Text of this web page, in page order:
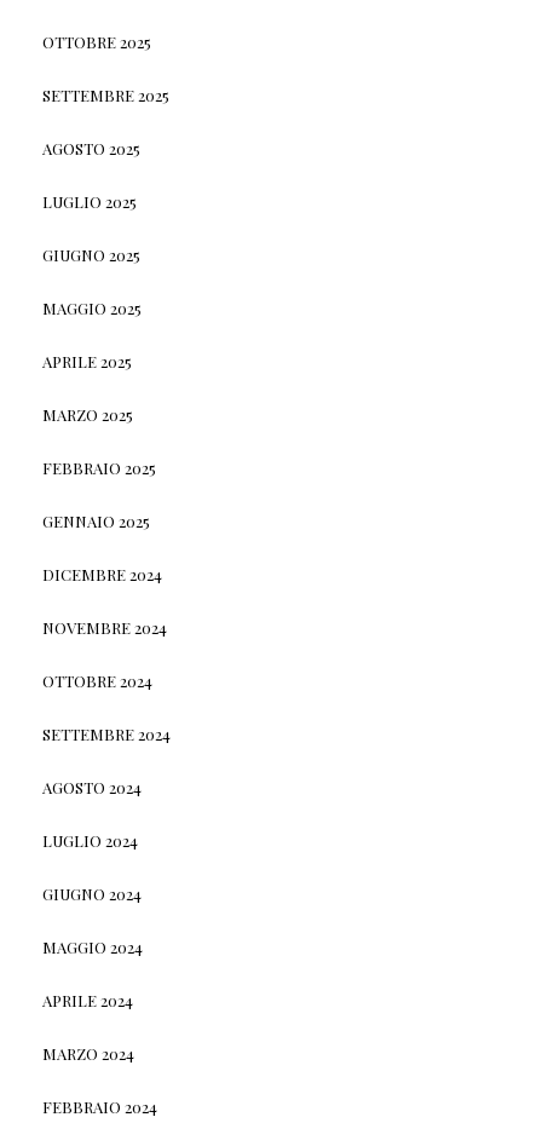
OTTOBRE 2025
SETTEMBRE 2025
AGOSTO 2025
LUGLIO 2025
GIUGNO 2025
MAGGIO 2025
APRILE 2025
MARZO 2025
FEBBRAIO 2025
GENNAIO 2025
DICEMBRE 2024
NOVEMBRE 2024
OTTOBRE 2024
SETTEMBRE 2024
AGOSTO 2024
LUGLIO 2024
GIUGNO 2024
MAGGIO 2024
APRILE 2024
MARZO 2024
FEBBRAIO 2024